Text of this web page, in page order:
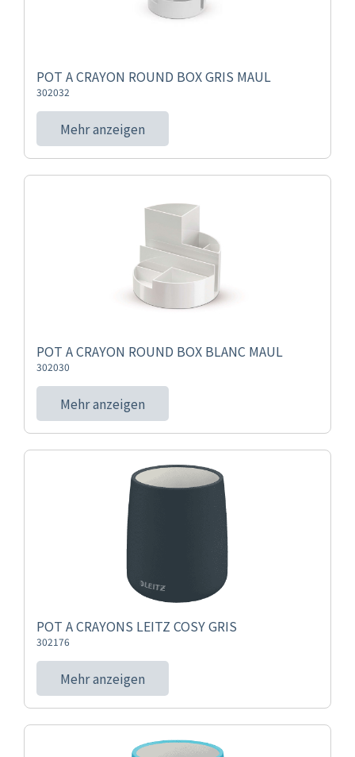
POT A CRAYON ROUND BOX GRIS MAUL
302032
Mehr anzeigen
POT A CRAYON ROUND BOX BLANC MAUL
302030
Mehr anzeigen
POT A CRAYONS LEITZ COSY GRIS
302176
Mehr anzeigen